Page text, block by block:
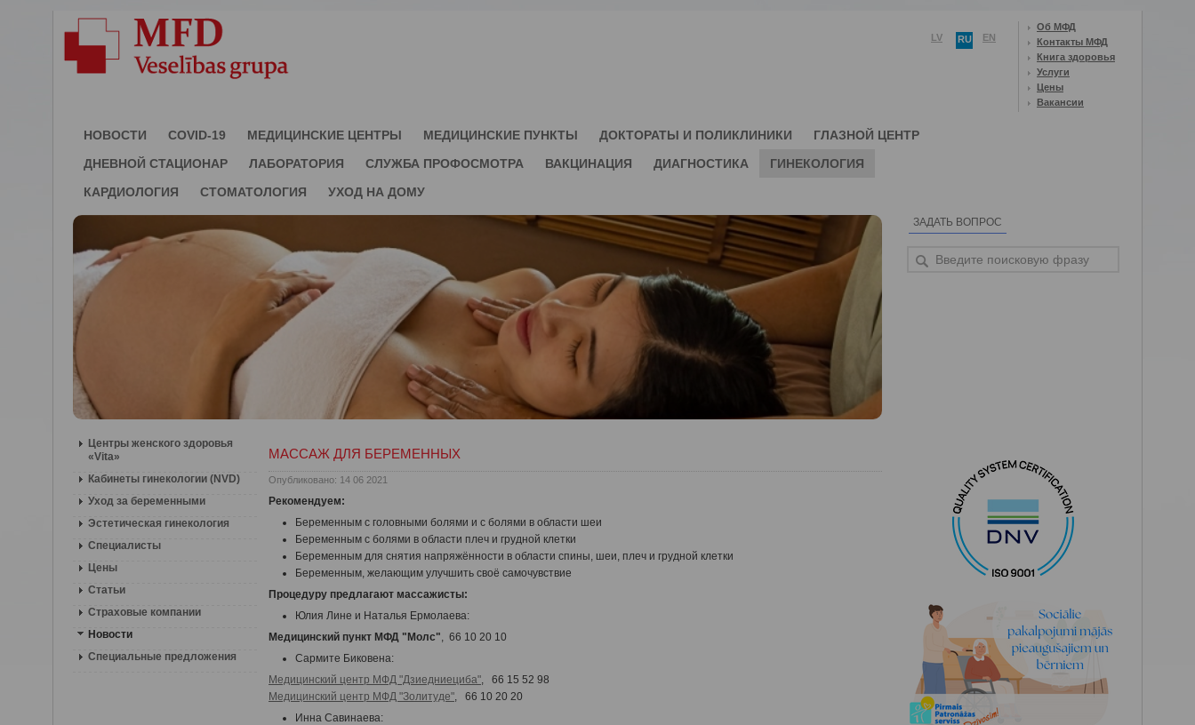
LV RU EN
Об МФД
Контакты МФД
Книга здоровья
Услуги
Цены
Вакансии
НОВОСТИ COVID-19 МЕДИЦИНСКИЕ ЦЕНТРЫ МЕДИЦИНСКИЕ ПУНКТЫ ДОКТОРАТЫ И ПОЛИКЛИНИКИ
ГЛАЗНОЙ ЦЕНТР
ДНЕВНОЙ СТАЦИОНАР
ЛАБОРАТОРИЯ СЛУЖБА ПРОФОСМОТРА ВАКЦИНАЦИЯ ДИАГНОСТИКА
ГИНЕКОЛОГИЯ
КАРДИОЛОГИЯ
СТОМАТОЛОГИЯ УХОД НА ДОМУ
ЗАДАТЬ ВОПРОС
Центры женского здоровья
«Vita»
Кабинеты гинекологии (NVD)
Уход за беременными
Эстетическая гинекология
Специалисты
Цены
Статьи
Страховые компании
Новости
Специальные предложения
МАССАЖ ДЛЯ БЕРЕМЕННЫХ
Опубликовано: 14 06 2021
Рекомендуем:
Беременным с головными болями и с болями в области шеи
Беременным с болями в области плеч и грудной клетки
Беременным для снятия напряжённости в области спины, шеи, плеч и грудной клетки
Беременным, желающим улучшить своё самочувствие
Процедуру предлагают массажисты:
Юлия Лине и Наталья Ермолаева:
Медицинский пункт МФД "Молс", 66 10 20 10
Сармите Биковена:
Медицинский центр МФД "Дзиедниециба", 66 15 52 98
Медицинский центр МФД "Золитуде",
66 10 20 20
Инна Савинаева: